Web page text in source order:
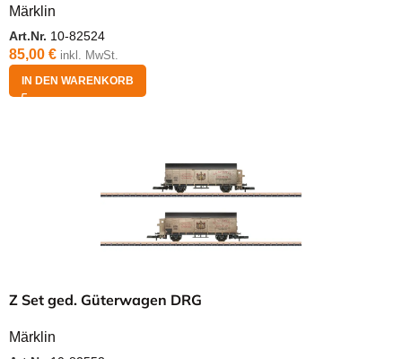
Märklin
Art.Nr. 10-82524
85,00 € inkl. MwSt.
IN DEN WARENKORB
Z Set ged. Güterwagen DRG
Märklin